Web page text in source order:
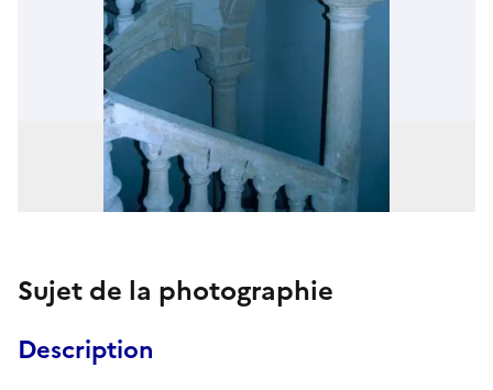
Sujet de la photographie
Description